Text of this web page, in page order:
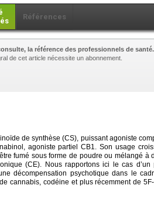
Références
la référence des professionnels de santé.
de cet article nécessite un abonnement.
de synthèse (CS), puissant agoniste
agoniste partiel CB1. Son usage
fumé sous forme de poudre ou mélangé
(CE). Nous rapportons ici le cas
décompensation psychotique dans le
cannabis, codéine et plus récemment de